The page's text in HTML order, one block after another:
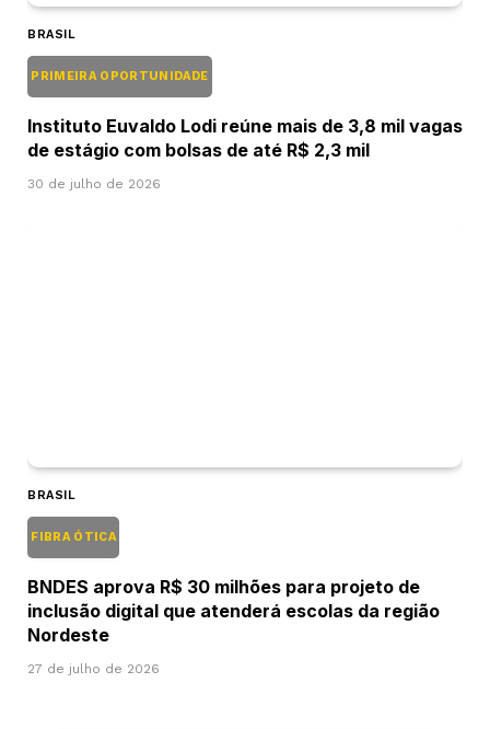
BRASIL
PRIMEIRA OPORTUNIDADE
Instituto Euvaldo Lodi reúne mais de 3,8 mil vagas
de estágio com bolsas de até R$ 2,3 mil
30 de julho de 2026
BRASIL
FIBRA ÓTICA
BNDES aprova R$ 30 milhões para projeto de
inclusão digital que atenderá escolas da região
Nordeste
27 de julho de 2026